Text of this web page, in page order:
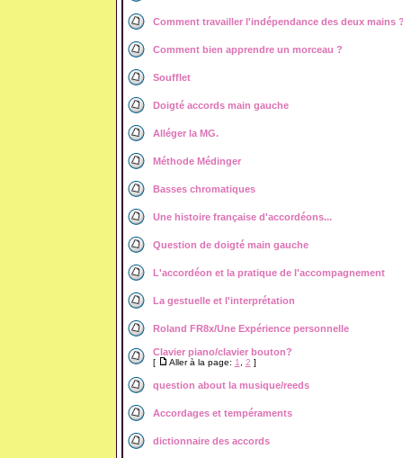
Comment travailler l'indépendance des deux mains
Comment bien apprendre un morceau ?
Soufflet
Doigté accords main gauche
Alléger la MG.
Méthode Médinger
Basses chromatiques
Une histoire française d'accordéons...
Question de doigté main gauche
L'accordéon et la pratique de l'accompagnement
La gestuelle et l'interprétation
Roland FR8x/Une Expérience personnelle
Clavier piano/clavier bouton?
[ Aller à la page: 1 2 ]
question about la musique/reeds
Accordages et tempéraments
dictionnaire des accords